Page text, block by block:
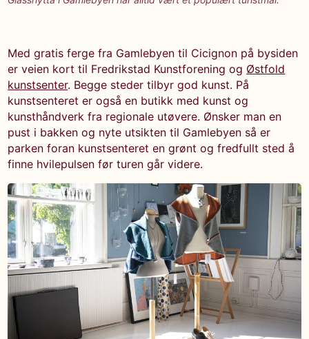
Med gratis ferge fra Gamlebyen til Cicignon på bysiden
er veien kort til Fredrikstad Kunstforening og Østfold
kunstsenter. Begge steder tilbyr god kunst. På
kunstsenteret er også en butikk med kunst og
kunsthåndverk fra regionale utøvere. Ønsker man en
pust i bakken og nyte utsikten til Gamlebyen så er
parken foran kunstsenteret en grønt og fredfullt sted å
finne hvilepulsen før turen går videre.